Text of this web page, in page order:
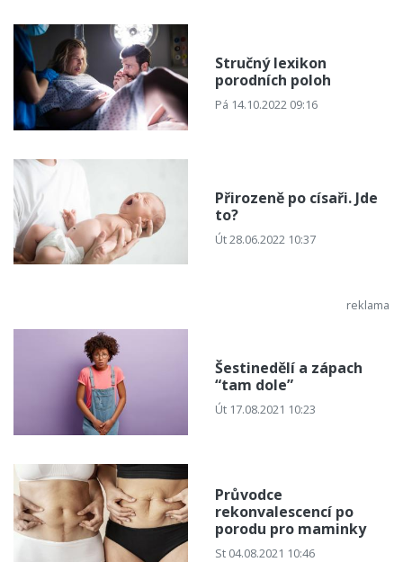
Stručný lexikon
porodních poloh
Pá 14.10.2022 09:16
Přirozeně po císaři. Jde
to?
Út 28.06.2022 10:37
Šestinedělí a zápach
“tam dole”
Út 17.08.2021 10:23
Průvodce
rekonvalescencí po
porodu pro maminky
St 04.08.2021 10:46